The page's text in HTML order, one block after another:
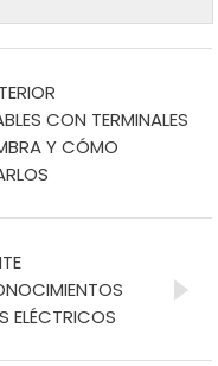
CON TERMINALES
Y CÓMO
ELÉCTRICOS